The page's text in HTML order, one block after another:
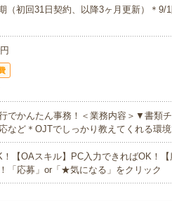
（初回31日契約、以降3ヶ月更新）＊
でかんたん事務！＜業務内容＞▼書類
など＊OJTでしっかり教えてくれる環
！【OAスキル】PC入力できればOK！
「応募」or「★気になる」をクリック